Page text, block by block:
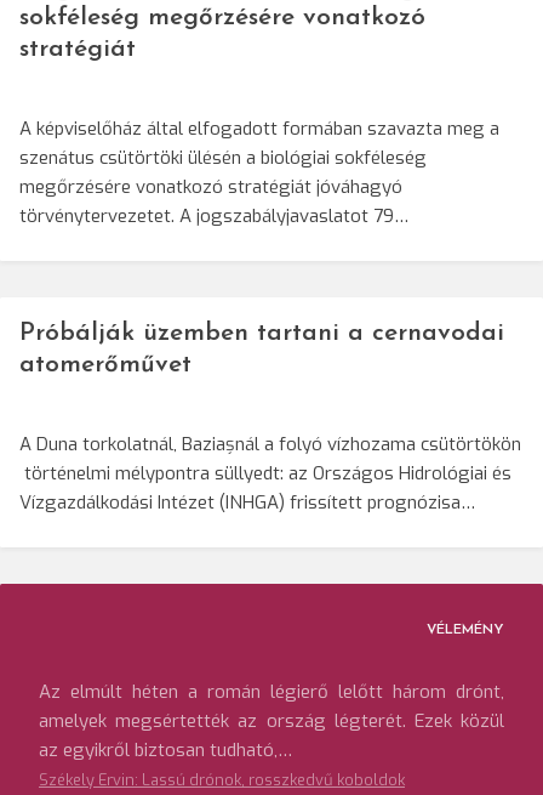
sokféleség megőrzésére vonatkozó
stratégiát
A képviselőház által elfogadott formában szavazta meg a
szenátus csütörtöki ülésén a biológiai sokféleség
megőrzésére vonatkozó stratégiát jóváhagyó
törvénytervezetet. A jogszabályjavaslatot 79…
Próbálják üzemben tartani a cernavodai
atomerőművet
A Duna torkolatnál, Baziașnál a folyó vízhozama csütörtökön
történelmi mélypontra süllyedt: az Országos Hidrológiai és
Vízgazdálkodási Intézet (INHGA) frissített prognózisa…
VÉLEMÉNY
Az elmúlt héten a román légierő lelőtt három drónt,
amelyek megsértették az ország légterét. Ezek közül
az egyikről biztosan tudható,…
Székely Ervin: Lassú drónok, rosszkedvű koboldok